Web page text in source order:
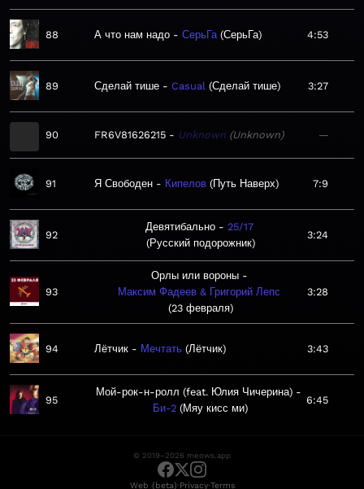
88 А что нам надо СерьГа СерьГа 4:53
89 Сделай тише Casual Сделай тише 3:27
90 FR6V81626215 Unknown Unknown —
91 Я Свободен Кипелов Путь Наверх 7:9
92
Девятибально
25/17
Русский подорожник
3:24
93
Орлы или вороны
Максим Фадеев & Григорий Лепс
23 февраля
3:28
94 Лётчик Мечтать Лётчик 3:43
95
Мой-рок-н-ролл (feat. Юлия Чичерина)
Би-2
Мяу кисс ми
6:45
© 2019–2026 meows.app
Web (beta)·Privacy·Terms